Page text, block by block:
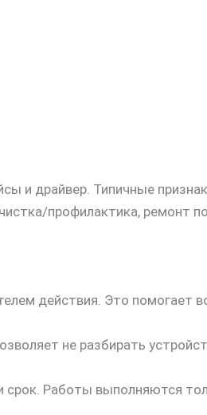
и драйвер. Типичные
профилактика, ремонт
действия. Это помогает
не разбирать
срок. Работы выполняются